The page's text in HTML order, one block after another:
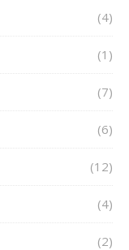
(4)
(1)
(7)
(6)
(12)
(4)
(2)